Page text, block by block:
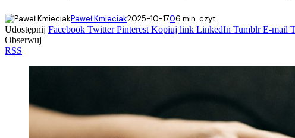
Paweł Kmieciak2025-10-1706 min. czyt.
Udostępnij Facebook Twitter Pinterest Kopiuj link LinkedIn Tumblr E-mail
Obserwuj
RSS